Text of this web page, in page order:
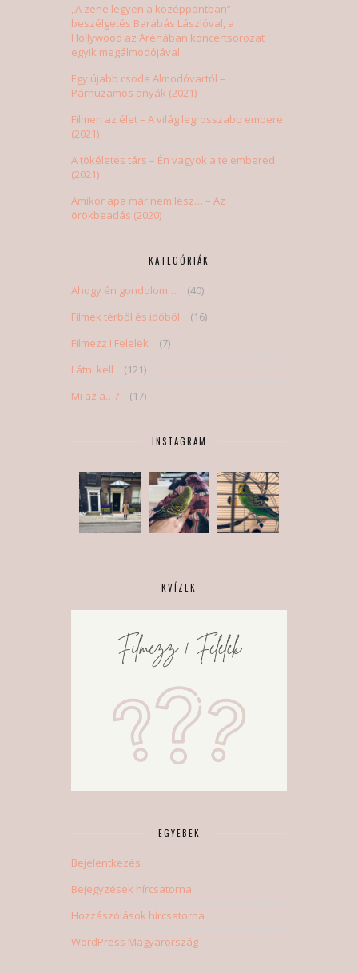
„A zene legyen a középpontban” –
beszélgetés Barabás Lászlóval, a
Hollywood az Arénában koncertsorozat
egyik megálmodójával
Egy újabb csoda Almodóvartól –
Párhuzamos anyák (2021)
Filmen az élet – A világ legrosszabb embere
(2021)
A tökéletes társ – Én vagyok a te embered
(2021)
Amikor apa már nem lesz… – Az
örökbeadás (2020)
KATEGÓRIÁK
Ahogy én gondolom…
(40)
Filmek térből és időből
(16)
Filmezz ! Felelek
(7)
Látni kell
(121)
Mi az a…?
(17)
INSTAGRAM
KVÍZEK
EGYEBEK
Bejelentkezés
Bejegyzések hírcsatorna
Hozzászólások hírcsatorna
WordPress Magyarország